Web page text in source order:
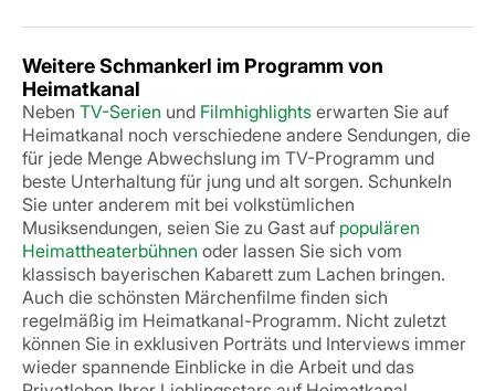
Weitere Schmankerl im Programm von
Heimatkanal
Neben TV-Serien und Filmhighlights erwarten Sie auf
Heimatkanal noch verschiedene andere Sendungen, die
für jede Menge Abwechslung im TV-Programm und
beste Unterhaltung für jung und alt sorgen. Schunkeln
Sie unter anderem mit bei volkstümlichen
Musiksendungen, seien Sie zu Gast auf populären
Heimattheaterbühnen oder lassen Sie sich vom
klassisch bayerischen Kabarett zum Lachen bringen.
Auch die schönsten Märchenfilme finden sich
regelmäßig im Heimatkanal-Programm. Nicht zuletzt
können Sie in exklusiven Porträts und Interviews immer
wieder spannende Einblicke in die Arbeit und das